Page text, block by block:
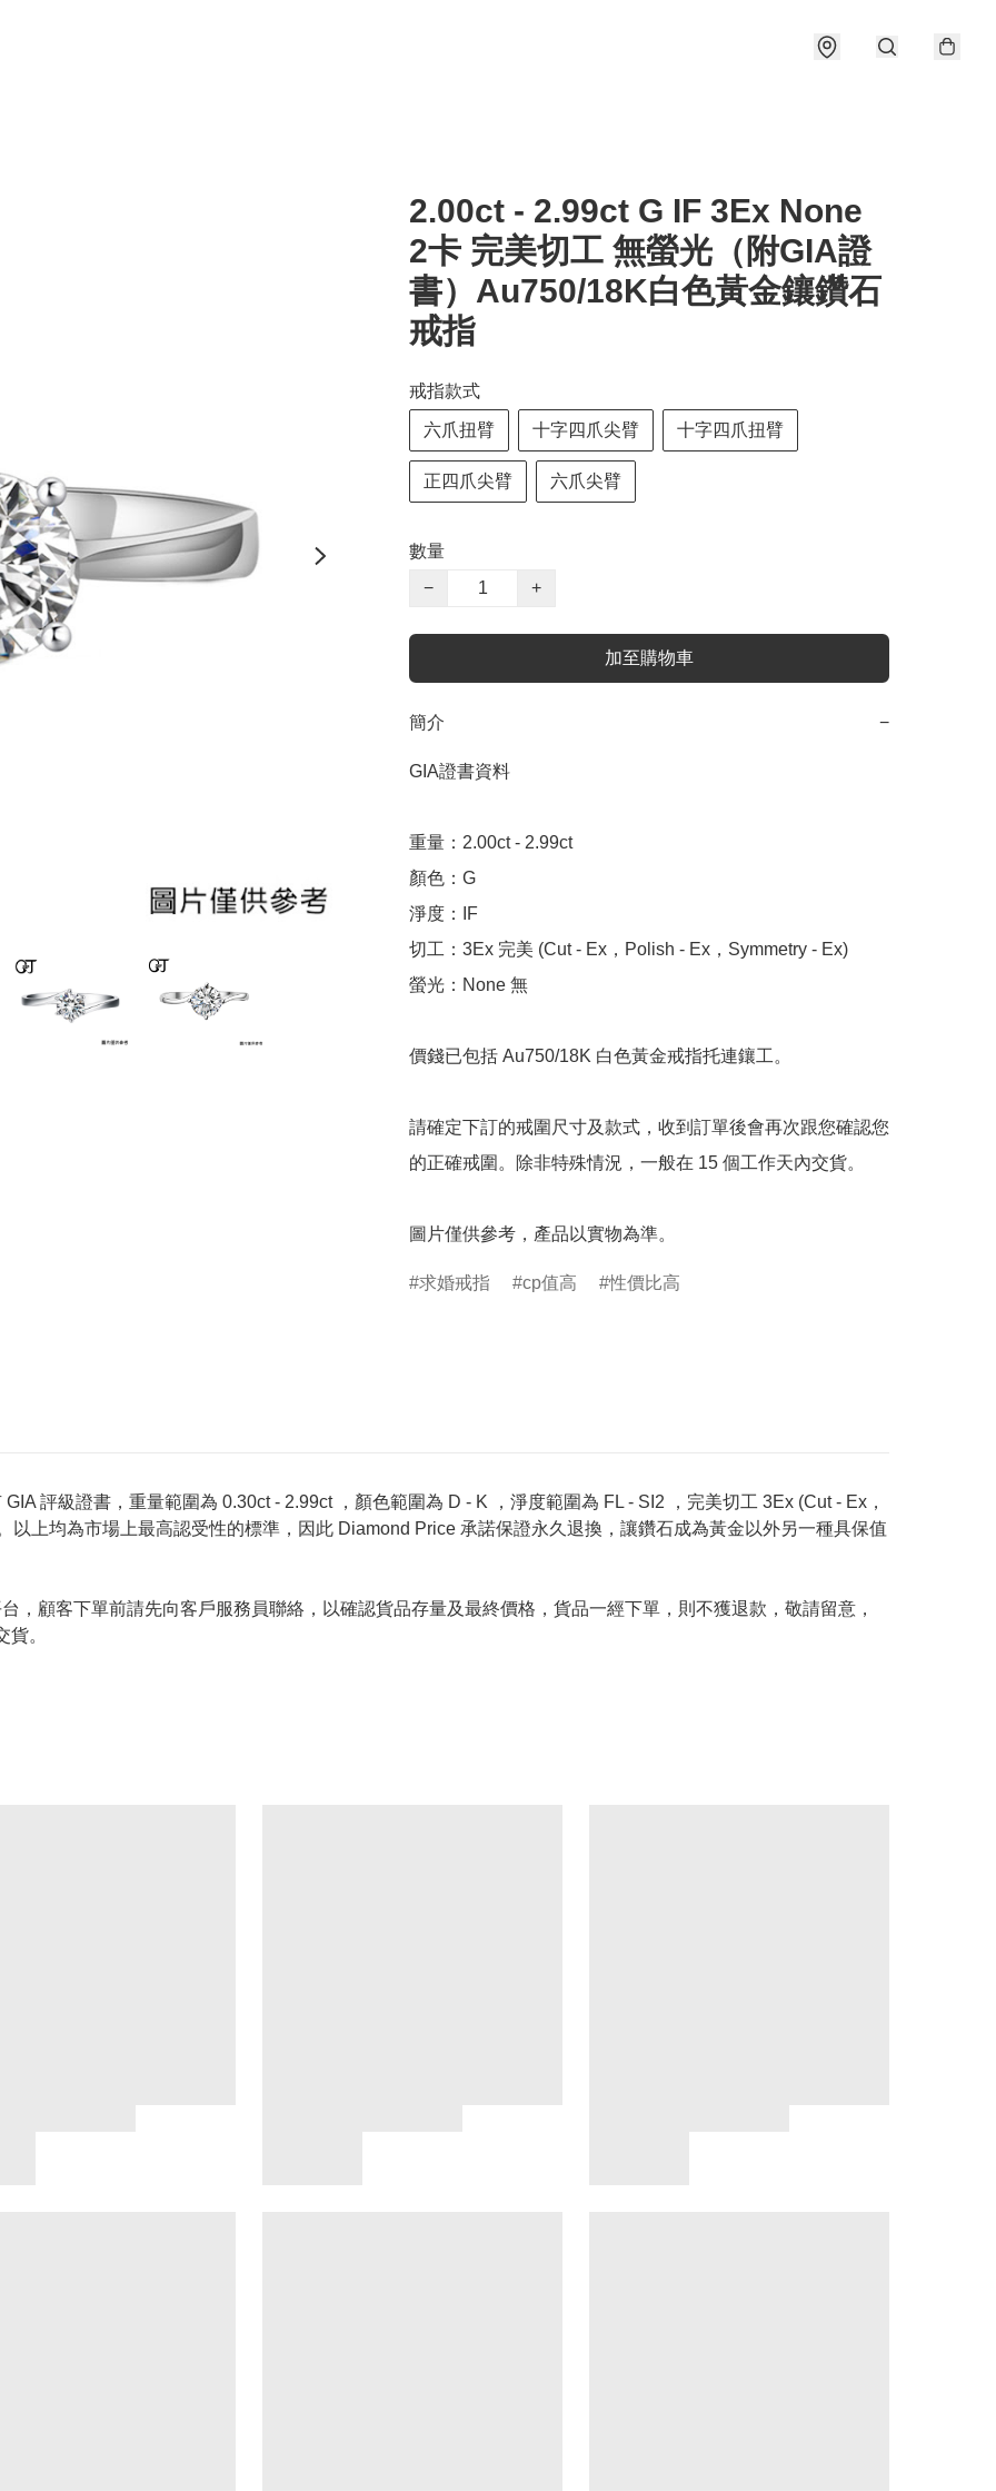
2.00ct - 2.99ct G IF 3Ex None
2卡 完美切工 無螢光（附GIA證
書）Au750/18K白色黃金鑲鑽石
戒指
戒指款式
六爪扭臂 十字四爪尖臂 十字四爪扭臂
正四爪尖臂 六爪尖臂
數量
−
+
加至購物車
簡介 −
GIA證書資料
重量：2.00ct - 2.99ct
顏色：G
淨度：IF
切工：3Ex 完美 (Cut - Ex，Polish - Ex，Symmetry - Ex)
螢光：None 無
價錢已包括 Au750/18K 白色黃金戒指托連鑲工。
請確定下訂的戒圍尺寸及款式，收到訂單後會再次跟您確認您
的正確戒圍。除非特殊情況，一般在 15 個工作天內交貨。
圖片僅供參考，產品以實物為準。
求婚戒指 cp值高 性價比高
評級證書，重量範圍為 0.30ct - 2.99ct ，顏色範圍為 D - K ，淨度範圍為 FL - SI2 ，完美切工 3Ex (Cut - Ex，
以上均為市場上最高認受性的標準，因此 Diamond Price 承諾保證永久退換，讓鑽石成為黃金以外另一種具保值
，顧客下單前請先向客戶服務員聯絡，以確認貨品存量及最終價格，貨品一經下單，則不獲退款，敬請留意，
。